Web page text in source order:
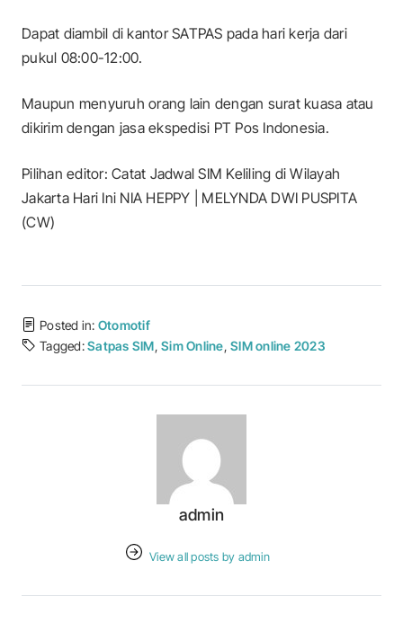
Dapat diambil di kantor SATPAS pada hari kerja dari
pukul 08:00-12:00.
Maupun menyuruh orang lain dengan surat kuasa atau
dikirim dengan jasa ekspedisi PT Pos Indonesia.
Pilihan editor: Catat Jadwal SIM Keliling di Wilayah
Jakarta Hari Ini NIA HEPPY | MELYNDA DWI PUSPITA
(CW)
Posted in: Otomotif
Tagged:Satpas SIM, Sim Online, SIM online 2023
admin
View all posts by admin